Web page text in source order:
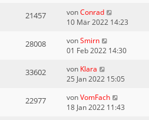
21457 vonConrad
10 Mär 2022 14:23
28008 vonSmirn
01 Feb 2022 14:30
33602 von Klara
25 Jan 2022 15:05
22977 vonVomFach
18 Jan 2022 11:43